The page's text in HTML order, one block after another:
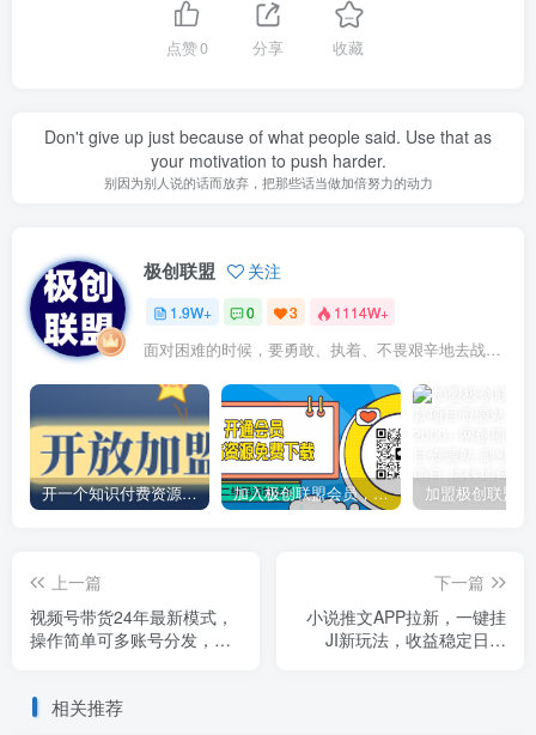
点赞0 分享 收藏
Don't give up just because of what people said. Use that as
your motivation to push harder.
别因为别人说的话而放弃，把那些话当做加倍努力的动力
极创联盟 关注
1.9W+ 0 3 1114W+
面对困难的时候，要勇敢、执着、不畏艰辛地去战胜它
开一个知识付费资源网站，小白也能日入1000+ 加入极创联盟会员，全站资源免费学习。
上一篇
视频号带货24年最新模式，
操作简单可多账号分发，轻
下一篇
小说推文APP拉新，一键挂
JI新玩法，收益稳定日入
相关推荐